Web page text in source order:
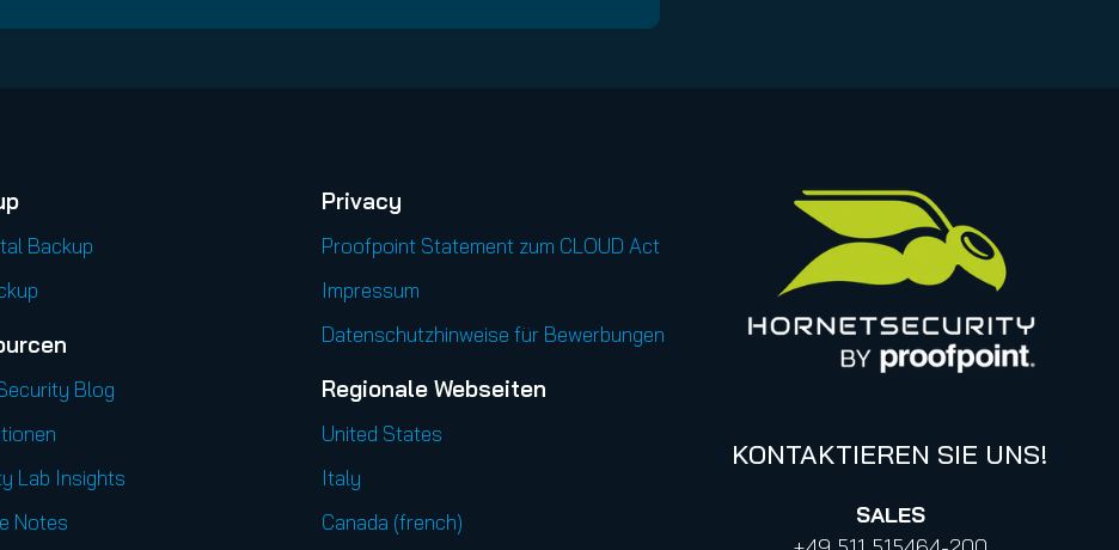
Backup
Blog
Lab Insights
Notes
Privacy
Proofpoint Statement zum CLOUD Act
Impressum
Datenschutzhinweise für Bewerbungen
Regionale Webseiten
United States
Italy
Canada (french)
KONTAKTIEREN SIE UNS!
SALES